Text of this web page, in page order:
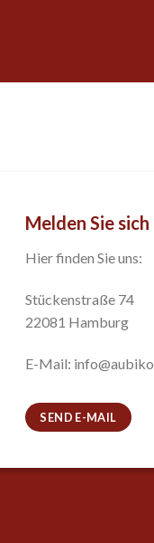
Melden Sie sich
Hier finden Sie uns:
Stückenstraße 74
22081 Hamburg
E-Mail:
SEND E-MAIL